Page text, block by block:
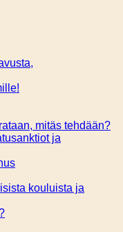
mitäs tehdään?
ja
kouluista ja